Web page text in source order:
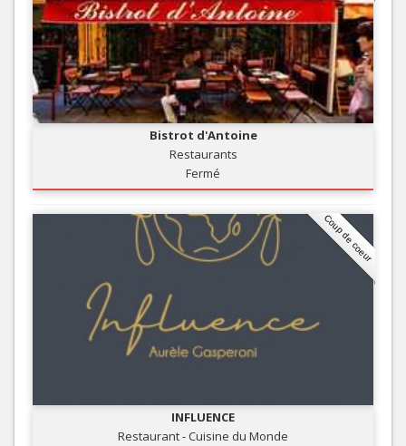
Bistrot d'Antoine
Restaurants
Fermé
Coup de coeur
INFLUENCE
Restaurant - Cuisine du Monde